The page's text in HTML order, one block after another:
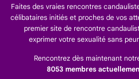
Faites des vraies rencontres
célibataires initiés et proches de vos
premier site de rencontre
exprimer votre sexualité sans
Rencontrez dès maintenant
8053 membres